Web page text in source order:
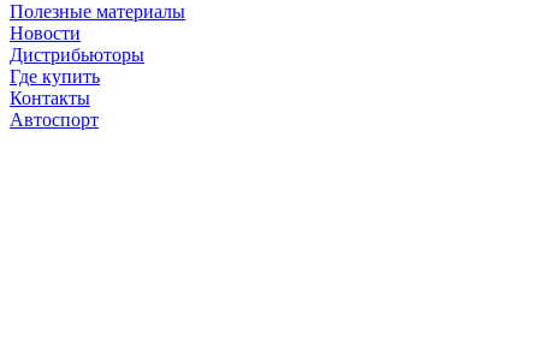
Полезные материалы
Новости
Дистрибьюторы
Где купить
Контакты
Автоспорт